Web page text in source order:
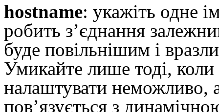
hostname: укажіть одне
робить з’єднання
буде повільнішим і
Умикайте лише тоді,
налаштувати неможливо,
пов’язується з